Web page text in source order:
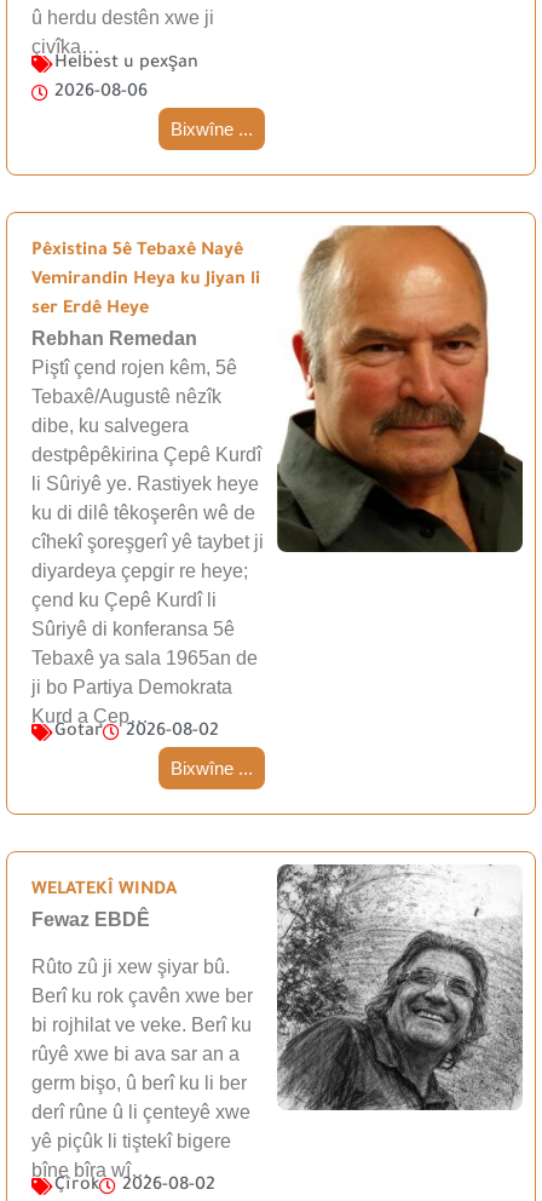
û herdu destên xwe ji
çivîka…
Helbest u pexşan
2026-08-06
Bixwîne ...
Pêxistina 5ê Tebaxê Nayê
Vemirandin Heya ku Jiyan li
ser Erdê Heye
Rebhan Remedan
Piştî çend rojen kêm, 5ê
Tebaxê/Augustê nêzîk
dibe, ku salvegera
destpêpêkirina Çepê Kurdî
li Sûriyê ye. Rastiyek heye
ku di dilê têkoşerên wê de
cîhekî şoreşgerî yê taybet ji
diyardeya çepgir re heye;
çend ku Çepê Kurdî li
Sûriyê di konferansa 5ê
Tebaxê ya sala 1965an de
ji bo Partiya Demokrata
Kurd a Çep…
Gotar 2026-08-02
Bixwîne ...
WELATEKÎ WINDA
Fewaz EBDÊ
Rûto zû ji xew şiyar bû.
Berî ku rok çavên xwe ber
bi rojhilat ve veke. Berî ku
rûyê xwe bi ava sar an a
germ bişo, û berî ku li ber
derî rûne û li çenteyê xwe
yê piçûk li tiştekî bigere
bîne bîra wî…
Çîrok 2026-08-02